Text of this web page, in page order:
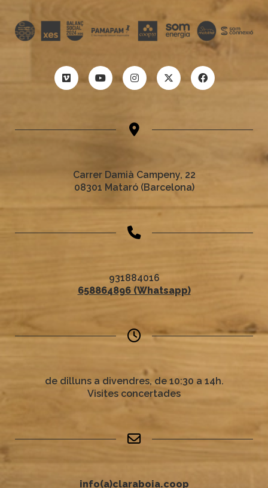
Carrer Damià Campeny, 22
08301 Mataró (Barcelona)
931884016
658864896 (Whatsapp)
de dilluns a divendres, de 10:30 a 14h.
Visites concertades
info(a)claraboia.coop